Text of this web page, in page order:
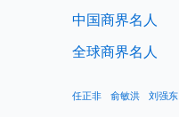
中国商界名人
全球商界名人
任正非 俞敏洪 刘强东